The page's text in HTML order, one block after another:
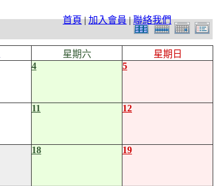
首頁|加入會員|聯絡我們
星期六
星期日
4 5
11 12
18 19